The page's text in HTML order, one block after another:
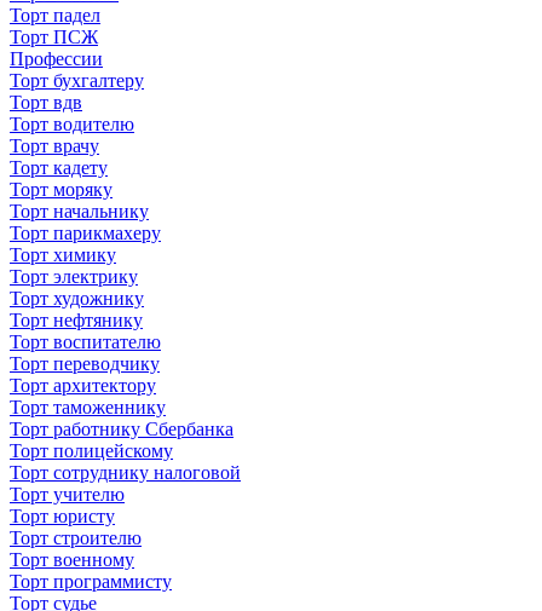
Торт падел
Торт ПСЖ
Профессии
Торт бухгалтеру
Торт вдв
Торт водителю
Торт врачу
Торт кадету
Торт моряку
Торт начальнику
Торт парикмахеру
Торт химику
Торт электрику
Торт художнику
Торт нефтянику
Торт воспитателю
Торт переводчику
Торт архитектору
Торт таможеннику
Торт работнику Сбербанка
Торт полицейскому
Торт сотруднику налоговой
Торт учителю
Торт юристу
Торт строителю
Торт военному
Торт программисту
Торт судье